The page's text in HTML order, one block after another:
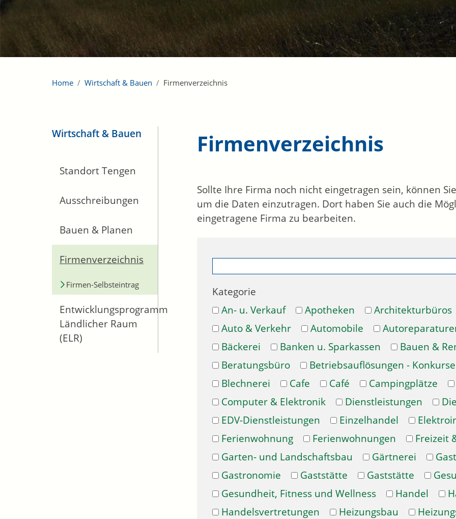
Home Wirtschaft & Bauen Firmenverzeichnis
Wirtschaft & Bauen
Standort Tengen
Ausschreibungen
Bauen & Planen
Firmenverzeichnis
Firmen-Selbsteintrag
Entwicklungsprogramm
Ländlicher Raum
(ELR)
Firmenverzeichnis
Sollte Ihre Firma noch nicht eingetragen sein, können
um die Daten einzutragen. Dort haben Sie auch die
eingetragene Firma zu bearbeiten.
Kategorie
An- u. Verkauf
Apotheken Architekturbüros
Auto & Verkehr
Automobile
Bäckerei
Banken u. Sparkassen Bauen &
Beratungsbüro
Betriebsauflösungen - Konkurse
Blechnerei
Cafe Café Campingplätze
Computer & Elektronik
Dienstleistungen
EDV-Dienstleistungen
Einzelhandel
Ferienwohnung
Ferienwohnungen Freizeit
Garten- und Landschaftsbau
Gärtnerei
Gastronomie
Gaststätte Gaststätte
Gesundheit, Fitness und Wellness
Handel
Handelsvertretungen
Heizungsbau